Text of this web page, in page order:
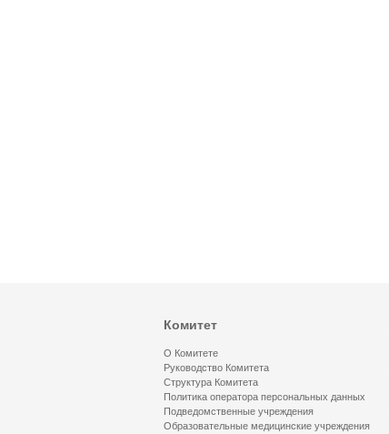
Комитет
О Комитете
Руководство Комитета
Структура Комитета
Политика оператора персональных данных
Подведомственные учреждения
Образовательные медицинские учреждения